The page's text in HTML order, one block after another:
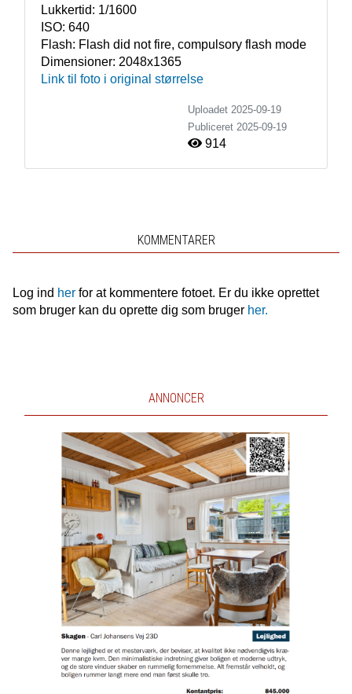
Lukkertid: 1/1600
ISO: 640
Flash: Flash did not fire, compulsory flash mode
Dimensioner: 2048x1365
Link til foto i original størrelse
Uploadet 2025-09-19
Publiceret 2025-09-19
914
KOMMENTARER
Log ind herfor at kommentere fotoet. Er du ikke oprettet
som bruger kan du oprette dig som bruger her.
ANNONCER